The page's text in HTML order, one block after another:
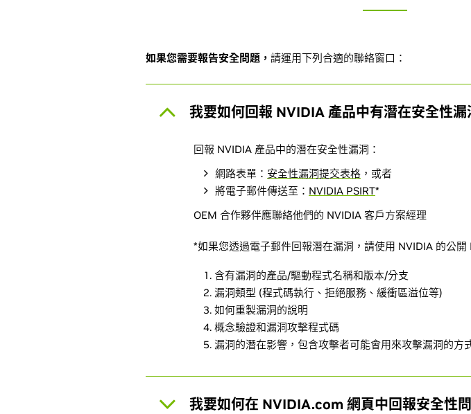
如果您需要報告安全問題， 請運用下列合適的聯絡窗口：
我要如何回報 NVIDIA 產品中有潛在安全性漏
回報 NVIDIA 產品中的潛在安全性漏洞：
網路表單： 安全性漏洞提交表格 ，或者
將電子郵件傳送至： NVIDIA PSIRT*
OEM 合作夥伴應聯絡他們的 NVIDIA 客戶方案經理
*如果您透過電子郵件回報潛在漏洞，請使用 NVIDIA 的公開
含有漏洞的產品/驅動程式名稱和版本/分支
漏洞類型 (程式碼執行、拒絕服務、緩衝區溢位等)
如何重製漏洞的說明
概念驗證和漏洞攻擊程式碼
漏洞的潛在影響，包含攻擊者可能會用來攻擊漏洞的方
我要如何在 NVIDIA.com 網頁中回報安全性